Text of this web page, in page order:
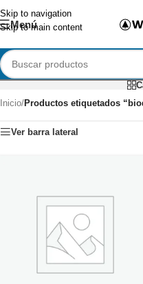
Skip to navigation
Skip to main content
Menú
Inicio/Productos etiquetados
Ver barra lateral